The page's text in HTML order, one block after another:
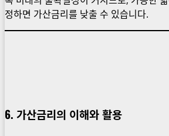
정하면 가산금리를 낮출 수 있습니다.
6. 가산금리의 이해와 활용